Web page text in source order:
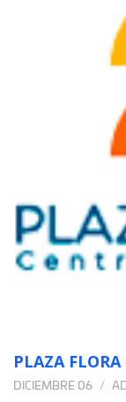
PLAZA FLORA
DICIEMBRE 06